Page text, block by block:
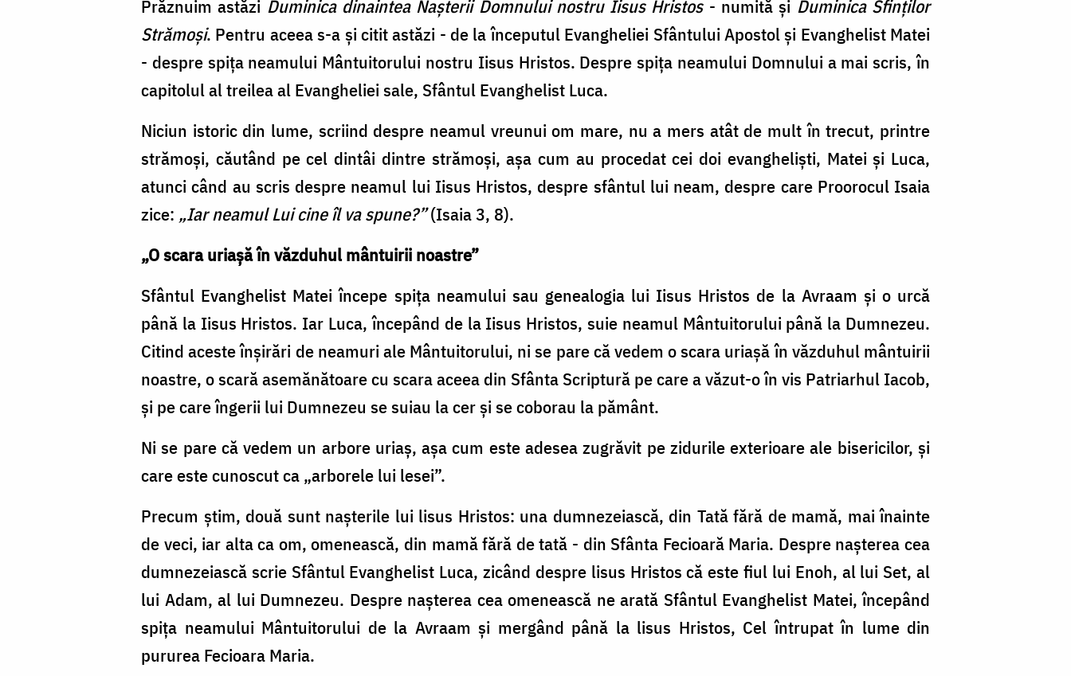
Prăznuim astăzi Duminica dinaintea Naşterii Domnului nostru Iisus Hristos- numită şi Duminica Sfinţilor
Strămoşi. Pentru aceea s-a şi citit astăzi - de la începutul Evangheliei Sfântului Apostol şi Evanghelist Matei
- despre spiţa neamului Mântuitorului nostru Iisus Hristos. Despre spiţa neamului Domnului a mai scris, în
capitolul al treilea al Evangheliei sale, Sfântul Evanghelist Luca.
Niciun istoric din lume, scriind despre neamul vreunui om mare, nu a mers atât de mult în trecut, printre
strămoşi, căutând pe cel dintâi dintre strămoşi, aşa cum au procedat cei doi evanghelişti, Matei şi Luca,
atunci când au scris despre neamul lui Iisus Hristos, despre sfântul lui neam, despre care Proorocul Isaia
zice: „Iar neamul Lui cine îl va spune?”(Isaia 3, 8).
„O scara uriaşă în văzduhul mântuirii noastre”
Sfântul Evanghelist Matei începe spiţa neamului sau genealogia lui Iisus Hristos de la Avraam şi o urcă
până la Iisus Hristos. Iar Luca, începând de la Iisus Hristos, suie neamul Mântuitorului până la Dumnezeu.
Citind aceste înşirări de neamuri ale Mântuitorului, ni se pare că vedem o scara uriaşă în văzduhul mântuirii
noastre, o scară asemănătoare cu scara aceea din Sfânta Scriptură pe care a văzut-o în vis Patriarhul Iacob,
şi pe care îngerii lui Dumnezeu se suiau la cer şi se coborau la pământ.
Ni se pare că vedem un arbore uriaş, aşa cum este adesea zugrăvit pe zidurile exterioare ale bisericilor, şi
care este cunoscut ca „arborele lui lesei”.
Precum ştim, două sunt naşterile lui lisus Hristos: una dumnezeiască, din Tată fără de mamă, mai înainte
de veci, iar alta ca om, omenească, din mamă fără de tată - din Sfânta Fecioară Maria. Despre naşterea cea
dumnezeiască scrie Sfântul Evanghelist Luca, zicând despre lisus Hristos că este fiul lui Enoh, al lui Set, al
lui Adam, al lui Dumnezeu. Despre naşterea cea omenească ne arată Sfântul Evanghelist Matei, începând
spiţa neamului Mântuitorului de la Avraam şi mergând până la lisus Hristos, Cel întrupat în lume din
pururea Fecioara Maria.